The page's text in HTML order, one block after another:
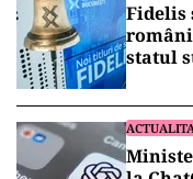
Fidelis
statul